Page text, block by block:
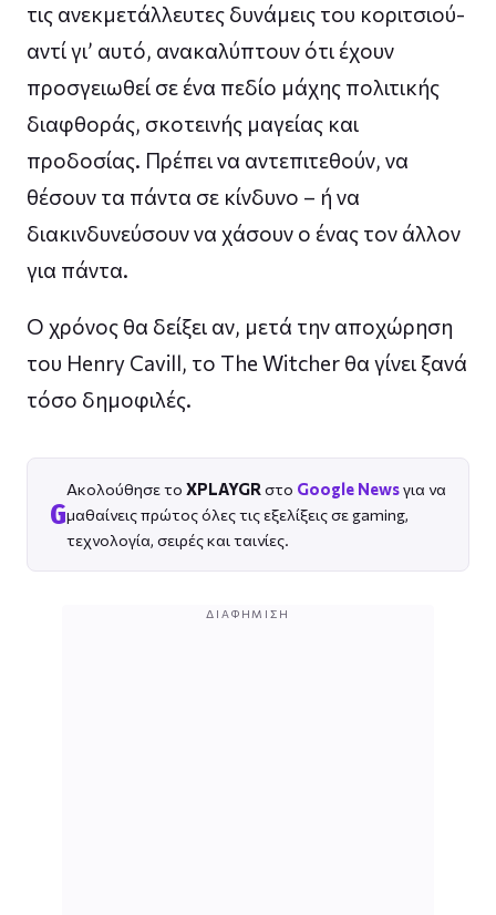
τις ανεκμετάλλευτες δυνάμεις του κοριτσιού-
αντί γι’ αυτό, ανακαλύπτουν ότι έχουν
προσγειωθεί σε ένα πεδίο μάχης πολιτικής
διαφθοράς, σκοτεινής μαγείας και
προδοσίας. Πρέπει να αντεπιτεθούν, να
θέσουν τα πάντα σε κίνδυνο – ή να
διακινδυνεύσουν να χάσουν ο ένας τον άλλον
για πάντα.
Ο χρόνος θα δείξει αν, μετά την αποχώρηση
του Henry Cavill, το The Witcher θα γίνει ξανά
τόσο δημοφιλές.
G
Ακολούθησε το XPLAYGR στο Google Newsγια να
μαθαίνεις πρώτος όλες τις εξελίξεις σε gaming,
τεχνολογία, σειρές και ταινίες.
ΔΙΑΦΉΜΙΣΗ